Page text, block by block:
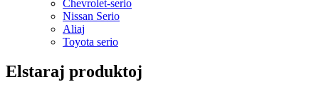
Chevrolet-serio
Nissan Serio
Aliaj
Toyota serio
Elstaraj produktoj